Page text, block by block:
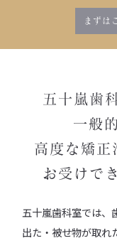
まずは
五十嵐歯
一般
高度な矯正
お受けで
五十嵐歯科室では、
出た・被せ物が取れ